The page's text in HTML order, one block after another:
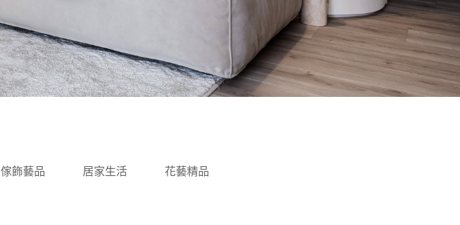
傢飾藝品 居家生活 花藝精品